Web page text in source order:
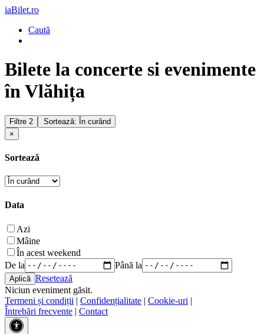
iaBilet.ro
Caută
Bilete la concerte si evenimente
în Vlăhița
Filtre 2
Sortează: În curând
×
Sortează
Data
Azi
Mâine
În acest weekend
De la
Până la
Resetează
Niciun eveniment găsit.
Termeni și condiții | Confidențialitate | Cookie-uri |
Întrebări frecvente | Contact